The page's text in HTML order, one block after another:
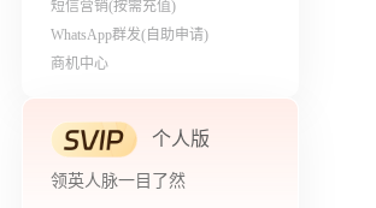
短信营销(按需充值)
WhatsApp群发(自助申请)
商机中心
个人版
领英人脉一目了然